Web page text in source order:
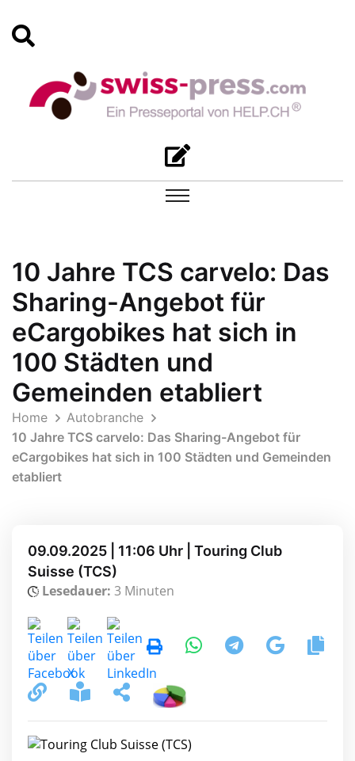
10 Jahre TCS carvelo: Das
Sharing-Angebot für
eCargobikes hat sich in
100 Städten und
Gemeinden etabliert
Home
Autobranche
10 Jahre TCS carvelo: Das Sharing-Angebot für
eCargobikes hat sich in 100 Städten und Gemeinden
etabliert
09.09.2025 | 11:06 Uhr | Touring Club
Suisse (TCS)
Lesedauer: 3 Minuten